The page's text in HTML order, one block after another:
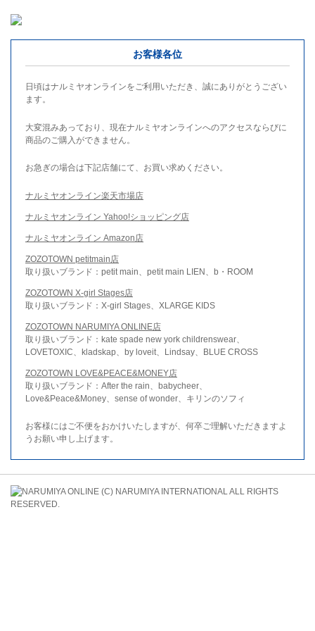
お客様各位
日頃はナルミヤオンラインをご利用いただき、誠にありがとうござい
ます。
大変混みあっており、現在ナルミヤオンラインへのアクセスならびに
商品のご購入ができません。
お急ぎの場合は下記店舗にて、お買い求めください。
ナルミヤオンライン楽天市場店
ナルミヤオンライン Yahoo!ショッピング店
ナルミヤオンライン Amazon店
ZOZOTOWN petitmain店
取り扱いブランド：petit main、petit main LIEN、b・ROOM
ZOZOTOWN X-girl Stages店
取り扱いブランド：X-girl Stages、XLARGE KIDS
ZOZOTOWN NARUMIYA ONLINE店
取り扱いブランド：kate spade new york childrenswear、
LOVETOXIC、kladskap、by loveit、Lindsay、BLUE CROSS
ZOZOTOWN LOVE&PEACE&MONEY店
取り扱いブランド：After the rain、babycheer、
Love&Peace&Money、sense of wonder、キリンのソフィ
お客様にはご不便をおかけいたしますが、何卒ご理解いただきますよ
うお願い申し上げます。